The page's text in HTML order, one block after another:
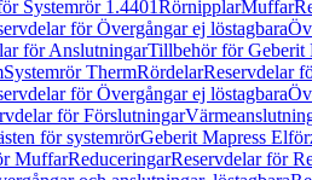
Systemrör 1.4401RörnipplarMuffar
för Övergångar ej löstagbara
för AnslutningarTillbehör för Geberit
Systemrör ThermRördelarReservdelar
för Övergångar ej löstagbara
för Förslutningar
för systemrörGeberit Mapress
MuffarReduceringarReservdelar för